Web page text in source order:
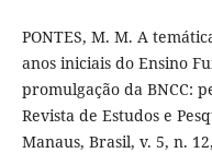
PONTES, M. M. A
anos iniciais do Ensino
promulgação da BNCC:
Revista de Estudos e
Manaus, Brasil, v. 5, n.